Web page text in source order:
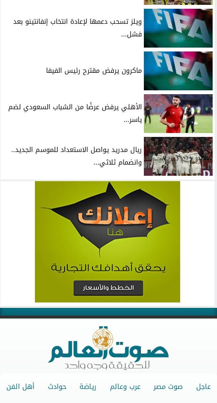
ويلز تسحب دعمها لإعادة انتخاب إنفانتينو بعد
فشل...
ماكرون يرفض مقترح رئيس الفيفا
الأهلي يرفض عرضًا من الشباب السعودي لضم
ياسر...
ريال مدريد يواصل الاستعداد للموسم الجديد..
وانضمام ثلاثي...
عاجل صوت مصر عرب وعالم رياضة حوادث أهل الفن